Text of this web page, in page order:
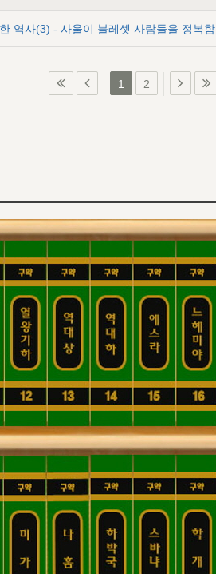
역사(3) - 사울이 블레셋 사람들을 정복함
1 2